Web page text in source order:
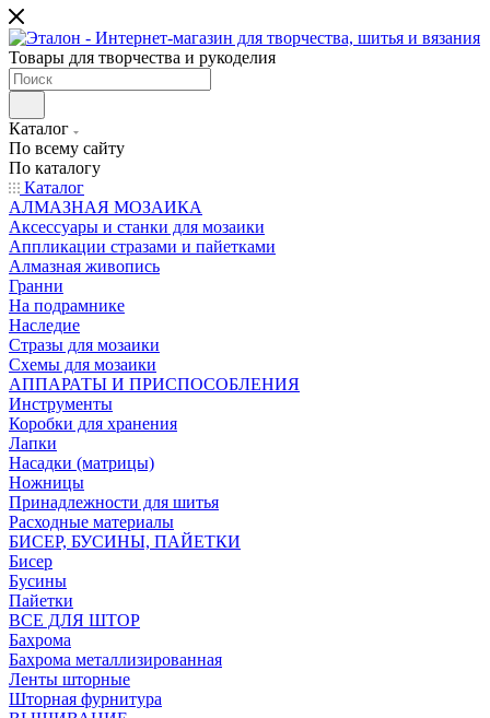
Товары для творчества и рукоделия
Каталог
По всему сайту
По каталогу
Каталог
АЛМАЗНАЯ МОЗАИКА
Аксессуары и станки для мозаики
Аппликации стразами и пайетками
Алмазная живопись
Гранни
На подрамнике
Наследие
Стразы для мозаики
Схемы для мозаики
АППАРАТЫ И ПРИСПОСОБЛЕНИЯ
Инструменты
Коробки для хранения
Лапки
Насадки (матрицы)
Ножницы
Принадлежности для шитья
Расходные материалы
БИСЕР, БУСИНЫ, ПАЙЕТКИ
Бисер
Бусины
Пайетки
ВСЕ ДЛЯ ШТОР
Бахрома
Бахрома металлизированная
Ленты шторные
Шторная фурнитура